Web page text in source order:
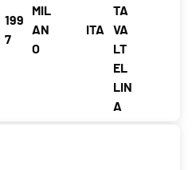
199
7
MIL
AN
O
ITA
TA
VA
LT
EL
LIN
A